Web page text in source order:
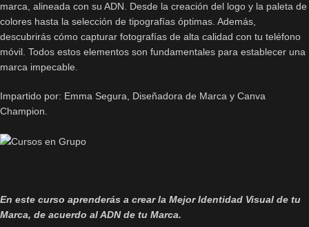
marca, alineada con su ADN. Desde la creación del logo y la paleta de
colores hasta la selección de tipografías óptimas. Además,
descubrirás cómo capturar fotografías de alta calidad con tu teléfono
móvil. Todos estos elementos son fundamentales para establecer una
marca impecable.
Impartido por: Emma Segura, Diseñadora de Marca y Canva
Champion.
En este curso aprenderás a crear la Mejor Identidad Visual de tu
Marca, de acuerdo al ADN de tu Marca.